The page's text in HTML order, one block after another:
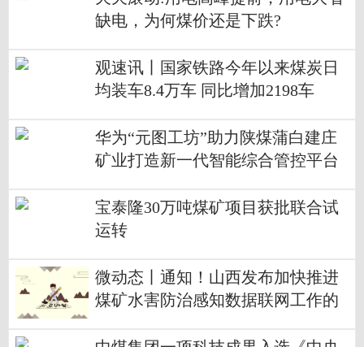
缺电，为何煤价还是下跌?
观速讯丨国家铁路今年以来煤炭日
均装车8.4万车 同比增加2198车
华为“元图工坊”助力陕煤蒲白建庄
矿业打造新一代智能综合管控平台
宝泰隆30万吨煤矿项目获批联合试
运转
微动态丨通知！山西发布加快推进
煤矿水害防治感知数据联网工作的